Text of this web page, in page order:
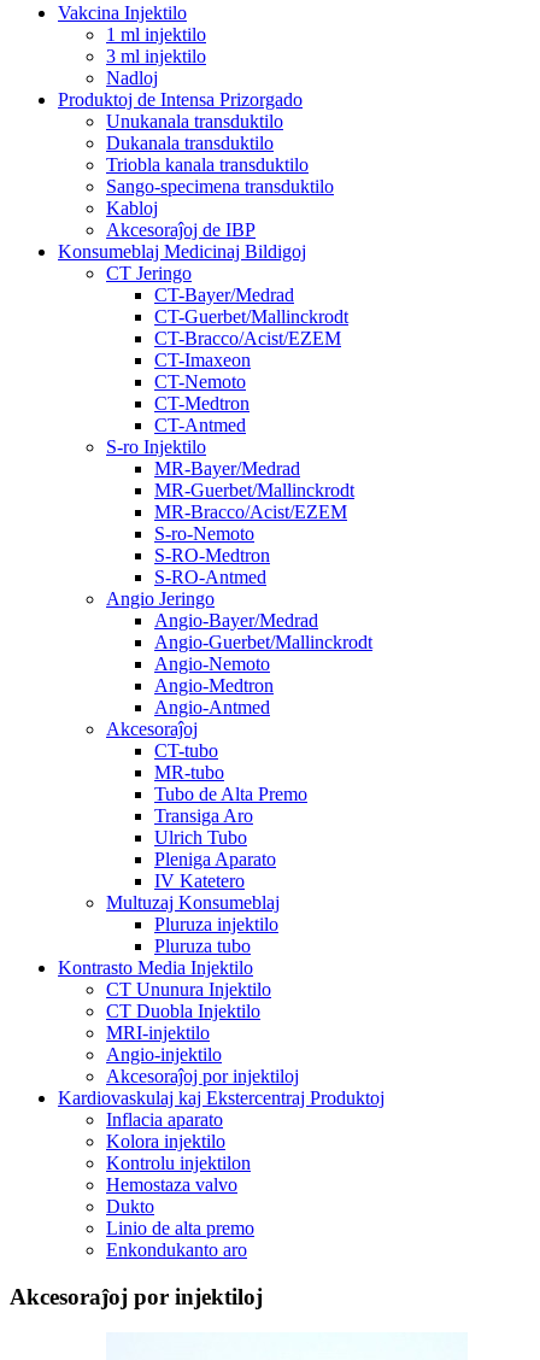
Vakcina Injektilo
1 ml injektilo
3 ml injektilo
Nadloj
Produktoj de Intensa Prizorgado
Unukanala transduktilo
Dukanala transduktilo
Triobla kanala transduktilo
Sango-specimena transduktilo
Kabloj
Akcesoraĵoj de IBP
Konsumeblaj Medicinaj Bildigoj
CT Jeringo
CT-Bayer/Medrad
CT-Guerbet/Mallinckrodt
CT-Bracco/Acist/EZEM
CT-Imaxeon
CT-Nemoto
CT-Medtron
CT-Antmed
S-ro Injektilo
MR-Bayer/Medrad
MR-Guerbet/Mallinckrodt
MR-Bracco/Acist/EZEM
S-ro-Nemoto
S-RO-Medtron
S-RO-Antmed
Angio Jeringo
Angio-Bayer/Medrad
Angio-Guerbet/Mallinckrodt
Angio-Nemoto
Angio-Medtron
Angio-Antmed
Akcesoraĵoj
CT-tubo
MR-tubo
Tubo de Alta Premo
Transiga Aro
Ulrich Tubo
Pleniga Aparato
IV Katetero
Multuzaj Konsumeblaj
Pluruza injektilo
Pluruza tubo
Kontrasto Media Injektilo
CT Ununura Injektilo
CT Duobla Injektilo
MRI-injektilo
Angio-injektilo
Akcesoraĵoj por injektiloj
Kardiovaskulaj kaj Ekstercentraj Produktoj
Inflacia aparato
Kolora injektilo
Kontrolu injektilon
Hemostaza valvo
Dukto
Linio de alta premo
Enkondukanto aro
Akcesoraĵoj por injektiloj